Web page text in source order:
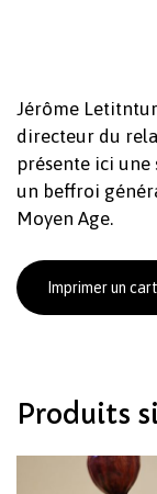
Jérôme
directeur du
présente ici
un beffroi
Moyen Age.
Imprimer un
Produits